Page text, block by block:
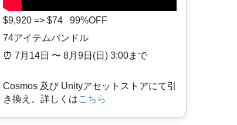
$9,920 => $74 99%OFF
74アイテムバンドル
⏰️ 7月14日 〜 8月9日(日) 3:00まで
Cosmos 及び Unityアセットストアにて引
き換え。詳しくはこちら